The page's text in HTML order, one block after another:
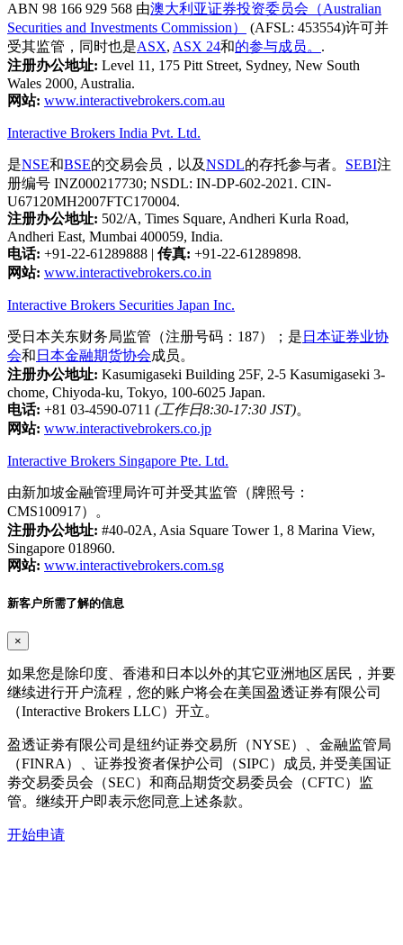
ABN 98 166 929 568 由澳大利亚证券投资委员会（Australian
Securities and Investments Commission）
(AFSL: 453554)许可并
受其监管，同时也是ASX, ASX 24和的参与成员。 .
注册办公地址: Level 11, 175 Pitt Street, Sydney, New South
Wales 2000, Australia.
网站: www.interactivebrokers.com.au
Interactive Brokers India Pvt. Ltd.
是NSE和BSE的交易会员，以及NSDL的存托参与者。 SEBI注
册编号 INZ000217730; NSDL: IN-DP-602-2021. CIN-
U67120MH2007FTC170004.
注册办公地址: 502/A, Times Square, Andheri Kurla Road,
Andheri East, Mumbai 400059, India.
电话: +91-22-61289888 | 传真: +91-22-61289898.
网站: www.interactivebrokers.co.in
Interactive Brokers Securities Japan Inc.
受日本关东财务局监管（注册号码：187）；是 日本证券业协
会和 日本金融期货协会成员。
注册办公地址: Kasumigaseki Building 25F, 2-5 Kasumigaseki 3-
chome, Chiyoda-ku, Tokyo, 100-6025 Japan.
电话: +81 03-4590-0711 (工作日8:30-17:30 JST)。
网站: www.interactivebrokers.co.jp
Interactive Brokers Singapore Pte. Ltd.
由新加坡金融管理局许可并受其监管（牌照号：
CMS100917）。
注册办公地址: #40-02A, Asia Square Tower 1, 8 Marina View,
Singapore 018960.
网站: www.interactivebrokers.com.sg
新客户所需了解的信息
×
如果您是除印度、香港和日本以外的其它亚洲地区居民，并要
继续进行开户流程，您的账户将会在美国盈透证券有限公司
（Interactive Brokers LLC）开立。
盈透证劵有限公司是纽约证券交易所（NYSE）、金融监管局
（FINRA）、证券投资者保护公司（SIPC）成员, 并受美国证
劵交易委员会（SEC）和商品期货交易委员会（CFTC）监
管。继续开户即表示您同意上述条款。
开始申请